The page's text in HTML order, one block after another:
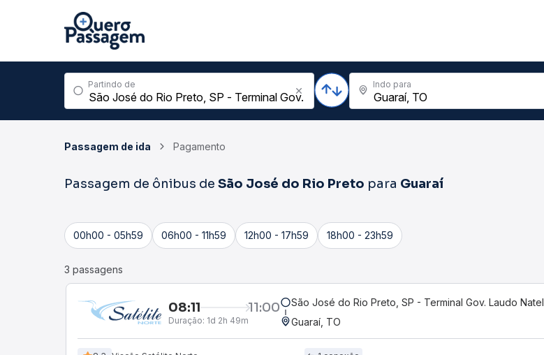
Partindo de Indo para
Passagem de ida Pagamento
Passagem de ônibus de São José do Rio Preto para Guaraí
00h00 - 05h59 06h00 - 11h59 12h00 - 17h59 18h00 - 23h59
3 passagens
08:11 11:00
Duração: 1d 2h 49m
São José do Rio Preto, SP - Terminal Gov. Laudo Natel
Guaraí, TO